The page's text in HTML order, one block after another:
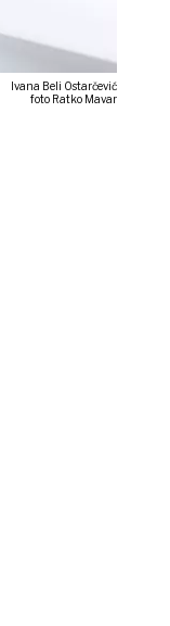
Ivana Beli Ostarčević
foto Ratko Mavar